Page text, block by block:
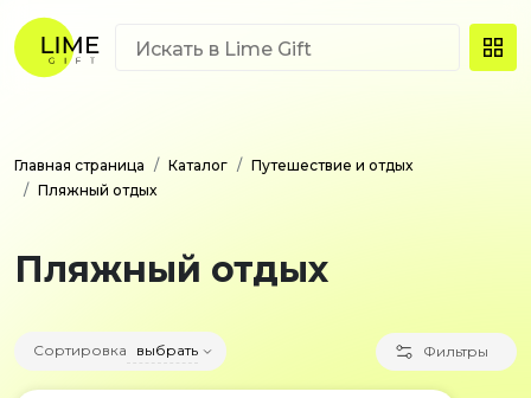
Главная страница Каталог
Путешествие и отдых
Пляжный отдых
Пляжный отдых
Сортировка выбрать Фильтры